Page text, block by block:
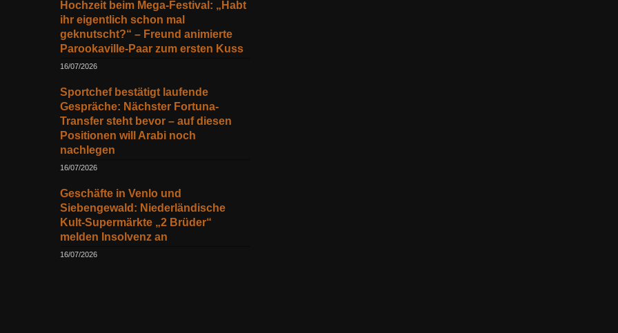
Hochzeit beim Mega-Festival: „Habt
ihr eigentlich schon mal
geknutscht?“ – Freund animierte
Parookaville-Paar zum ersten Kuss
16/07/2026
Sportchef bestätigt laufende
Gespräche: Nächster Fortuna-
Transfer steht bevor – auf diesen
Positionen will Arabi noch
nachlegen
16/07/2026
Geschäfte in Venlo und
Siebengewald: Niederländische
Kult-Supermärkte „2 Brüder“
melden Insolvenz an
16/07/2026